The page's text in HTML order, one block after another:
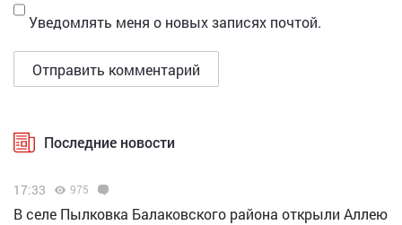
Уведомлять меня о новых записях почтой.
Последние новости
17:33 975
В селе Пылковка Балаковского района открыли Аллею